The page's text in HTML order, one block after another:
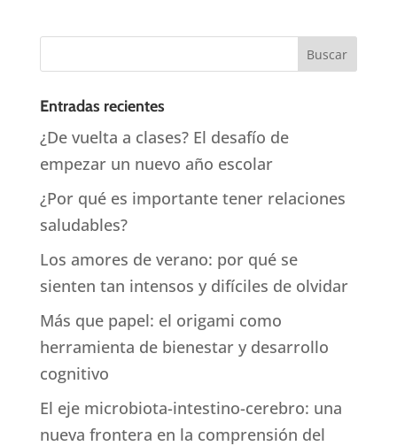
Entradas recientes
¿De vuelta a clases? El desafío de
empezar un nuevo año escolar
¿Por qué es importante tener relaciones
saludables?
Los amores de verano: por qué se
sienten tan intensos y difíciles de olvidar
Más que papel: el origami como
herramienta de bienestar y desarrollo
cognitivo
El eje microbiota-intestino-cerebro: una
nueva frontera en la comprensión del